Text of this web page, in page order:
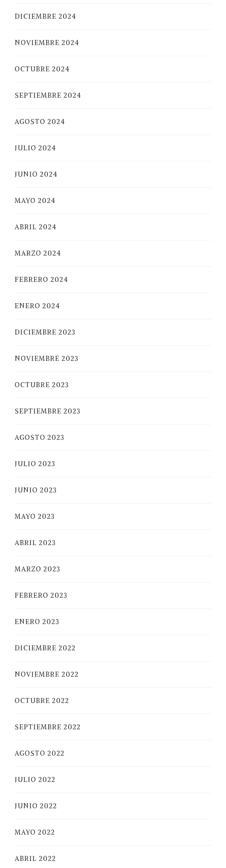
DICIEMBRE 2024
NOVIEMBRE 2024
OCTUBRE 2024
SEPTIEMBRE 2024
AGOSTO 2024
JULIO 2024
JUNIO 2024
MAYO 2024
ABRIL 2024
MARZO 2024
FEBRERO 2024
ENERO 2024
DICIEMBRE 2023
NOVIEMBRE 2023
OCTUBRE 2023
SEPTIEMBRE 2023
AGOSTO 2023
JULIO 2023
JUNIO 2023
MAYO 2023
ABRIL 2023
MARZO 2023
FEBRERO 2023
ENERO 2023
DICIEMBRE 2022
NOVIEMBRE 2022
OCTUBRE 2022
SEPTIEMBRE 2022
AGOSTO 2022
JULIO 2022
JUNIO 2022
MAYO 2022
ABRIL 2022